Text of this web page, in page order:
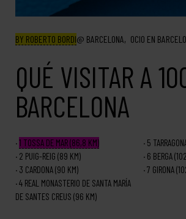
BY ROBERTO BORDI BARCELONA OCIO EN
QUÉ VISITAR A
BARCELONA
1 TOSSA DE MAR (86,8 KM)
2 PUIG-REIG (89 KM)
3 CARDONA (90 KM)
4 REAL MONASTERIO DE SANTA MARÍA
DE SANTES CREUS (96 KM)
5
6 BERGA
7 GIRONA